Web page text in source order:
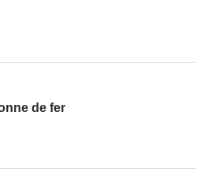
de fer